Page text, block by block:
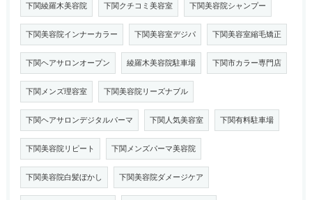
下関綾羅木美容院 下関クチコミ美容室 下関美容院シャンプー
下関美容院インナーカラー 下関美容室デジパ 下関美容室縮毛矯正
下関ヘアサロンオープン 綾羅木美容院駐車場 下関市カラー専門店
下関メンズ理容室 下関美容院リーズナブル
下関ヘアサロンデジタルパーマ 下関人気美容室 下関有料駐車場
下関美容院リピート 下関メンズパーマ美容院
下関美容院白髪ぼかし 下関美容院ダメージケア